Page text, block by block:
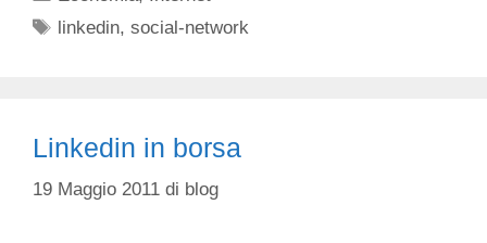
Tag
linkedin,social-network
Linkedin in borsa
19 Maggio 2011 di blog